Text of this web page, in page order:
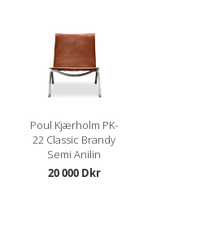
Poul Kjærholm PK-
22 Classic Brandy
Semi Anilin
20 000 Dkr